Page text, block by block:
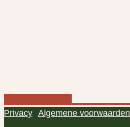
Privacy Algemene voorwaarden